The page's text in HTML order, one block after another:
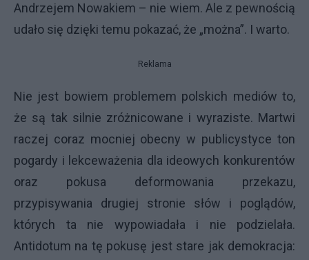
Andrzejem Nowakiem – nie wiem. Ale z pewnością
udało się dzięki temu pokazać, że „można”. I warto.
Reklama
Nie jest bowiem problemem polskich mediów to,
że są tak silnie zróżnicowane i wyraziste. Martwi
raczej coraz mocniej obecny w publicystyce ton
pogardy i lekceważenia dla ideowych konkurentów
oraz pokusa deformowania przekazu,
przypisywania drugiej stronie słów i poglądów,
których ta nie wypowiadała i nie podzielała.
Antidotum na tę pokusę jest stare jak demokracja: